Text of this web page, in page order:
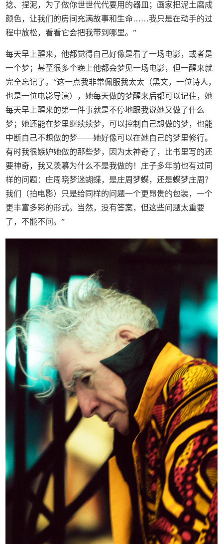
捻、捏泥，为了做你世世代代要用的器皿；画家把泥土磨成
颜色，让我们的房间充满故事和生命……我只是在动手的过
程中放松，看看它会把我带到哪里。”
每天早上醒来，他都觉得自己好像是看了一场电影，或者是
一个梦；甚至很多个晚上他都会梦见一场电影，但一醒来就
完全忘记了。“这一点我非常佩服我太太（黑文，一位诗人，
也是一位电影导演），她每天做的梦醒来后都可以记住，她
每天早上醒来的第一件事就是不停地跟我说她又做了什么
梦；她还能在梦里继续续梦，可以控制自己想做的梦，也能
中断自己不想做的梦——她好像可以在她自己的梦里修行。
有时我很嫉妒她做的那些梦，因为太神奇了，比书里写的还
要神奇，我又羡慕为什么不是我做的！庄子多年前也有过同
样的问题：庄周晓梦迷蝴蝶，是庄周梦蝶，还是蝶梦庄周？
我们（拍电影）只是给同样的问题一个更昂贵的包装，一个
更丰富多彩的形式。当然，没有答案，但这些问题太重要
了，不能不问。”